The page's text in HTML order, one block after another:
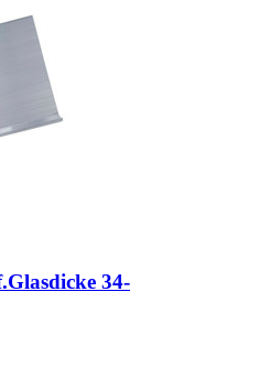
34-